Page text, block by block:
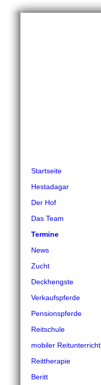
Startseite
Hestadagar
Der Hof
Das Team
Termine
News
Zucht
Deckhengste
Verkaufspferde
Pensionspferde
Reitschule
mobiler Reitunterricht
Reittherapie
Beritt